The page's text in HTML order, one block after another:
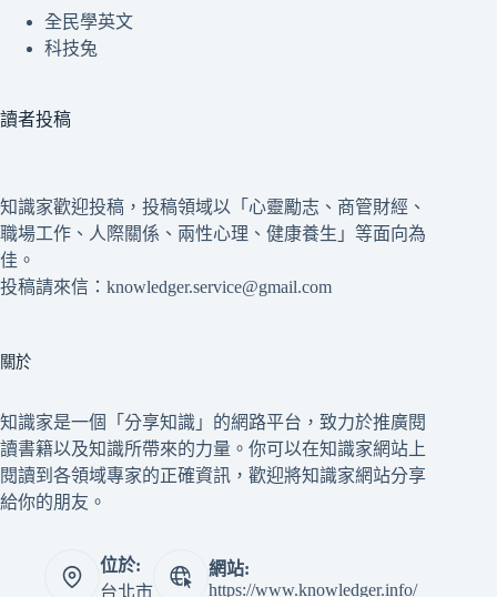
全民學英文
科技兔
讀者投稿
知識家歡迎投稿，投稿領域以「心靈勵志、商管財經、
職場工作、人際關係、兩性心理、健康養生」等面向為
佳。
投稿請來信：knowledger.service@gmail.com
關於
知識家是一個「分享知識」的網路平台，致力於推廣閱
讀書籍以及知識所帶來的力量。你可以在知識家網站上
閱讀到各領域專家的正確資訊，歡迎將知識家網站分享
給你的朋友。
位於:
台北市
網站:
https://www.knowledger.info/